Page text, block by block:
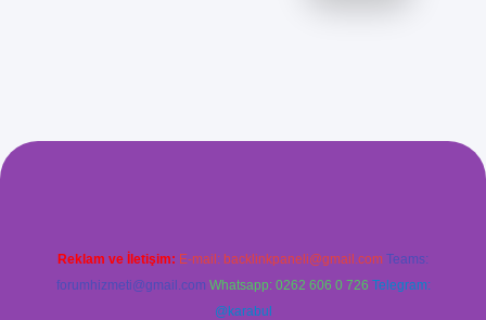
Reklam ve İletişim: E-mail: backlinkpaneli@gmail.com Teams:
forumhizmeti@gmail.com Whatsapp: 0262 606 0 726 Telegram:
@karabul